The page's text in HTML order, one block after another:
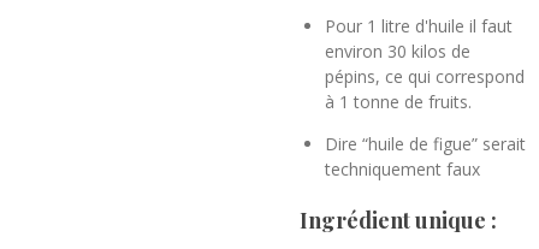
Pour 1 litre d'huile il faut
environ 30 kilos de
pépins, ce qui correspond
à 1 tonne de fruits.
Dire “huile de figue” serait
techniquement faux
Ingrédient unique :